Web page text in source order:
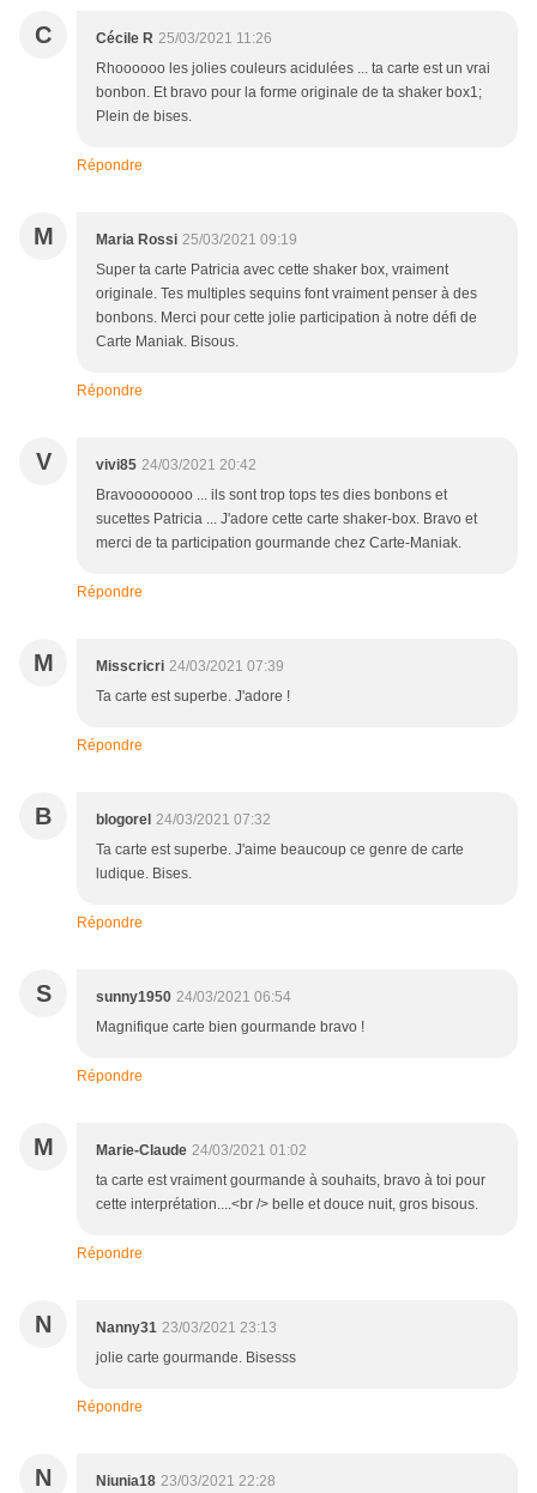
C Cécile R 25/03/2021 11:26
Rhoooooo les jolies couleurs acidulées ... ta carte est un vrai
bonbon. Et bravo pour la forme originale de ta shaker box1;
Plein de bises.
Répondre
M Maria Rossi 25/03/2021 09:19
Super ta carte Patricia avec cette shaker box, vraiment
originale. Tes multiples sequins font vraiment penser à des
bonbons. Merci pour cette jolie participation à notre défi de
Carte Maniak. Bisous.
Répondre
V vivi85 24/03/2021 20:42
Bravoooooooo ... ils sont trop tops tes dies bonbons et
sucettes Patricia ... J'adore cette carte shaker-box. Bravo et
merci de ta participation gourmande chez Carte-Maniak.
Répondre
M Misscricri 24/03/2021 07:39
Ta carte est superbe. J'adore !
Répondre
B blogorel 24/03/2021 07:32
Ta carte est superbe. J'aime beaucoup ce genre de carte
ludique. Bises.
Répondre
S sunny1950 24/03/2021 06:54
Magnifique carte bien gourmande bravo !
Répondre
M Marie-Claude 24/03/2021 01:02
ta carte est vraiment gourmande à souhaits, bravo à toi pour
cette interprétation....<br /> belle et douce nuit, gros bisous.
Répondre
N Nanny31 23/03/2021 23:13
jolie carte gourmande. Bisesss
Répondre
N Niunia18 23/03/2021 22:28